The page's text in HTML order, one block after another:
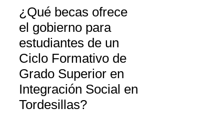
¿Qué becas ofrece
el gobierno para
estudiantes de un
Ciclo Formativo de
Grado Superior en
Integración Social en
Tordesillas?